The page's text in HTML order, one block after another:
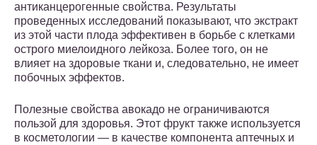
антиканцерогенные свойства. Результаты
проведенных исследований показывают, что экстракт
из этой части плода эффективен в борьбе с клетками
острого миелоидного лейкоза. Более того, он не
влияет на здоровые ткани и, следовательно, не имеет
побочных эффектов.
Полезные свойства авокадо не ограничиваются
пользой для здоровья. Этот фрукт также используется
в косметологии — в качестве компонента аптечных и